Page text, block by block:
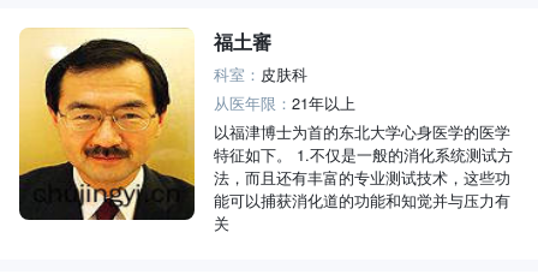
福土審
科室： 皮肤科
从医年限：21年以上
以福津博士为首的东北大学心身医学的医学
特征如下。 1.不仅是一般的消化系统测试方
法，而且还有丰富的专业测试技术，这些功
能可以捕获消化道的功能和知觉并与压力有
关